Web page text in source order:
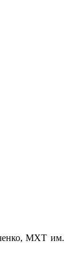
МХТ им.